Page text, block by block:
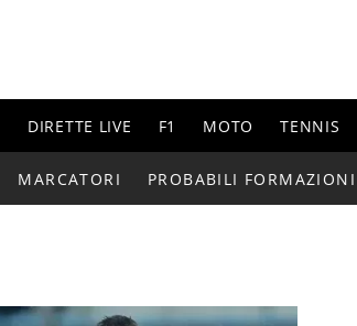
DIRETTE LIVE F1 MOTO TENNIS
MARCATORI PROBABILI FORMAZIONI